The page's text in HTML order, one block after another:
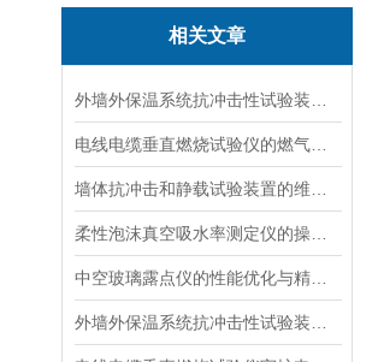
相关文章